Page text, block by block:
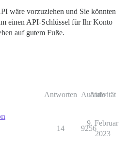
wäre vorzuziehen und Sie könnten
einen API-Schlüssel für Ihr Konto
auf gutem Fuße.
Antworten Aufrufe
Aktivität
14 9256
9. Februar
2023